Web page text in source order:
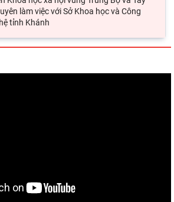
tỉnh Khánh
với Tiểu ban Văn hóa - Xã hội - Văn học,
nghị nghiên cứu, học tập, quán triệt và